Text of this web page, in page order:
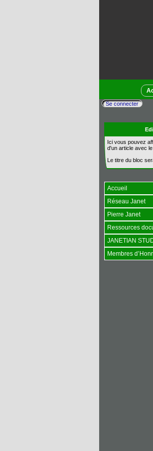
Se connecter
Ici vous pouvez
d'un article avec
Le titre du bloc
Accueil
Réseau Janet
Pierre Janet
Ressources
JANETIAN
Membres